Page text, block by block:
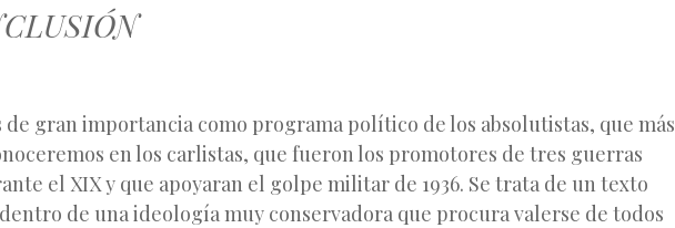
de gran importancia como programa político de los absolutistas, que más
en los carlistas, que fueron los promotores de tres guerras
el XIX y que apoyaran el golpe militar de 1936. Se trata de un texto
de una ideología muy conservadora que procura valerse de todos